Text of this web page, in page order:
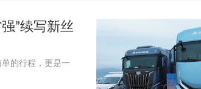
”续写新丝
的行程，更是一